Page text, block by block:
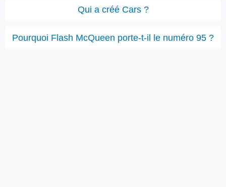
Qui a créé Cars ?
Pourquoi Flash McQueen porte-t-il le numéro 95 ?